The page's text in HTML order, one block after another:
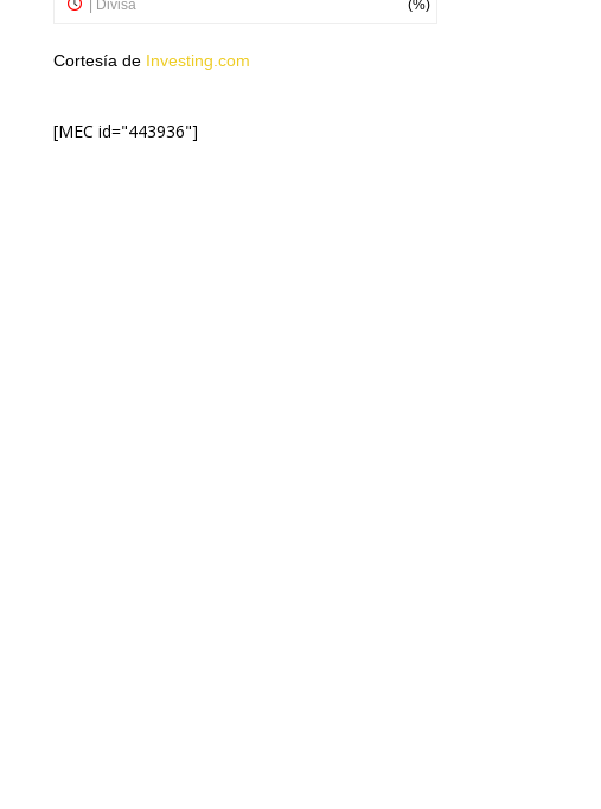
Cortesía de Investing.com
[MEC id="443936"]